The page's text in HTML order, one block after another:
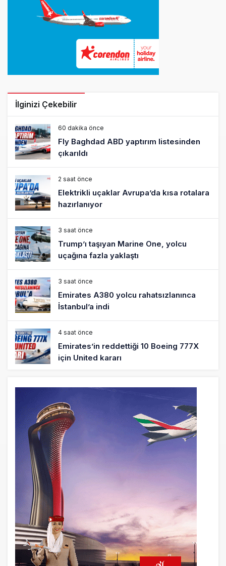
İlginizi Çekebilir
60 dakika önce
Fly Baghdad ABD yaptırım listesinden
çıkarıldı
2 saat önce
Elektrikli uçaklar Avrupa’da kısa rotalara
hazırlanıyor
3 saat önce
Trump’ı taşıyan Marine One, yolcu
uçağına fazla yaklaştı
3 saat önce
Emirates A380 yolcu rahatsızlanınca
İstanbul’a indi
4 saat önce
Emirates’in reddettiği 10 Boeing 777X
için United kararı
DHL uçağı havada cisimle çarpıştı,
havalimanında patlayıcı drone bulundu
5 saat önce
SpaceX Falcon 9’un ikinci kademesi
Ay’a çarptı
5 saat önce
Üniformasız Disiplin: Kabin Ekipleri Nasıl
Yolcu Olur?
21 saat önce
ISG’nin terminal memurlarından can
kurtaran hamle